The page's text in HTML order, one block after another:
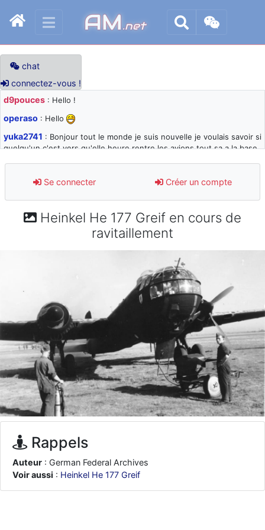
AM.net
chat
connectez-vous !
d9pouces : Hello !
operaso : Hello
yuka2741 : Bonjour tout le monde je suis nouvelle je voulais savoir si
quelqu'un c'est vers qu'elle heure rentre les avions tout sa a la base
d9pouces: désolé pour les quelques blocages du site ces derniers
jours : je teste des méthodes contre le spam et les bots trop nocifs
paxwax: Super, la nouvelle bannière
: ouakamois > si tu parles du sujet sur l'Armée de l'Air,
je suis un avion@,._,+
: Bonjour je viens d'arriver il y a quelques
moi et quelques avions n'ont pas les mêmes noms qu'aujourd'hui
: Bonjourà toutes et à tous.en espérantque ces
quelques images du Pays Basque vous auront plu ; Agur…
d9pouces: Je me rattraperai à la Ferté samedi
d9pouces: Malheureusement nonun peu trop loin pour moi !
fox_50: Bonjour, certains parmis vous étaient-ils présent au
meeting de Lann Bihoué de 2026 ?
au site!
jericho
: Bonne année et tous mes meilleurs voeux à tous pour
Se connecter Créer un compte
Heinkel He 177 Greif en cours de
ravitaillement
Rappels
Auteur : German Federal Archives
Voir aussi : Heinkel He 177 Greif